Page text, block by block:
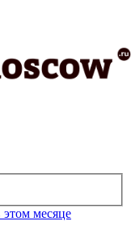
этом месяце